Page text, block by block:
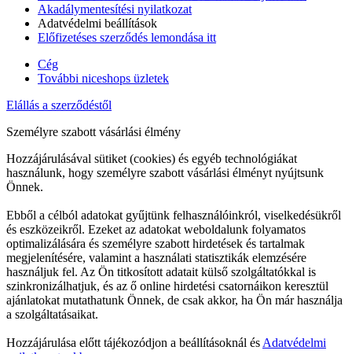
Akadálymentesítési nyilatkozat
Adatvédelmi beállítások
Előfizetéses szerződés lemondása itt
Cég
További niceshops üzletek
Elállás a szerződéstől
Személyre szabott vásárlási élmény
Hozzájárulásával sütiket (cookies) és egyéb technológiákat
használunk, hogy személyre szabott vásárlási élményt nyújtsunk
Önnek.
Ebből a célból adatokat gyűjtünk felhasználóinkról, viselkedésükről
és eszközeikről. Ezeket az adatokat weboldalunk folyamatos
optimalizálására és személyre szabott hirdetések és tartalmak
megjelenítésére, valamint a használati statisztikák elemzésére
használjuk fel. Az Ön titkosított adatait külső szolgáltatókkal is
szinkronizálhatjuk, és az ő online hirdetési csatornáikon keresztül
ajánlatokat mutathatunk Önnek, de csak akkor, ha Ön már használja
a szolgáltatásaikat.
Hozzájárulása előtt tájékozódjon a beállításoknál és Adatvédelmi